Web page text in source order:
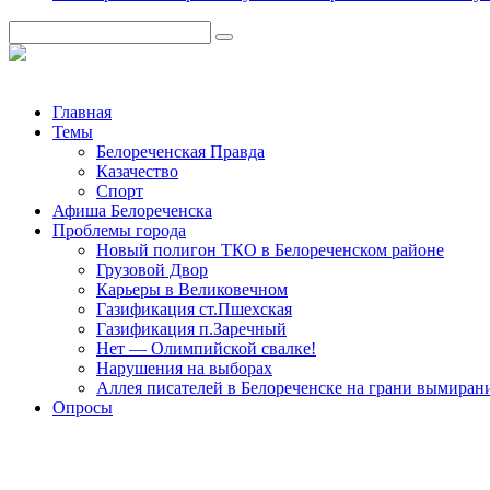
Главная
Темы
Белореченская Правда
Казачество
Спорт
Афиша Белореченска
Проблемы города
Новый полигон ТКО в Белореченском районе
Грузовой Двор
Карьеры в Великовечном
Газификация ст.Пшехская
Газификация п.Заречный
Нет — Олимпийской свалке!
Нарушения на выборах
Аллея писателей в Белореченске на грани
Опросы